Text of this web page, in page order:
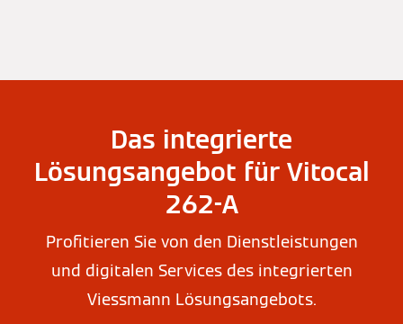
Das integrierte
Lösungsangebot für Vitocal
262-A
Profitieren Sie von den Dienstleistungen
und digitalen Services des integrierten
Viessmann Lösungsangebots.